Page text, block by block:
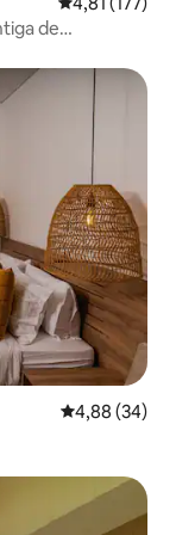
de
4,88 de uma
4,88 (34)